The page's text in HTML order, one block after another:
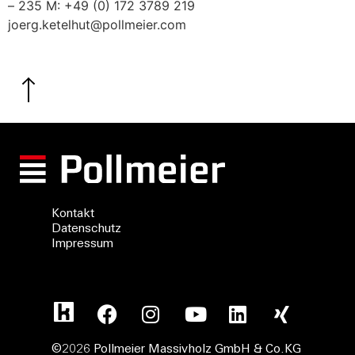
– 235 M: +49 (0) 172 3789 219
joerg.ketelhut@pollmeier.com
Kontakt
Datenschutz
Impressum
©2026 Pollmeier Massivholz GmbH & Co.KG